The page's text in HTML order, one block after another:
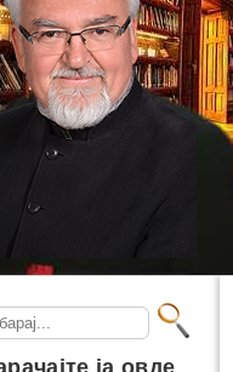
ја овде